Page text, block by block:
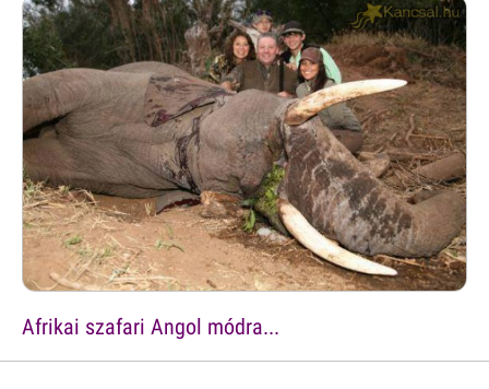
Afrikai szafari Angol módra...